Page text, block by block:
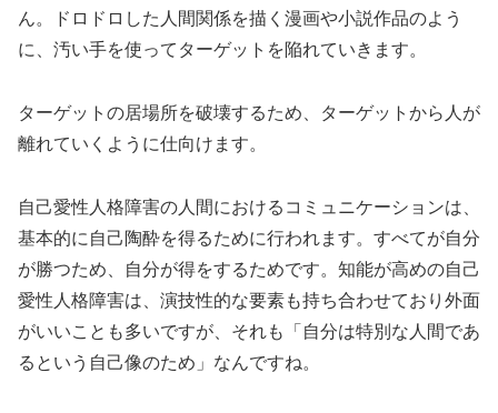
ん。ドロドロした人間関係を描く漫画や小説作品のよう
に、汚い手を使ってターゲットを陥れていきます。
ターゲットの居場所を破壊するため、ターゲットから人が
離れていくように仕向けます。
自己愛性人格障害の人間におけるコミュニケーションは、
基本的に自己陶酔を得るために行われます。すべてが自分
が勝つため、自分が得をするためです。知能が高めの自己
愛性人格障害は、演技性的な要素も持ち合わせており外面
がいいことも多いですが、それも「自分は特別な人間であ
るという自己像のため」なんですね。